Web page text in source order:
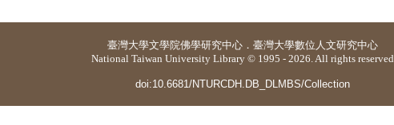
臺灣大學文學院佛學研究中心 ． 臺灣大學數位人文研究中心
National Taiwan University Library © 1995 - 2026. All rights reserved
doi:10.6681/NTURCDH.DB_DLMBS/Collection